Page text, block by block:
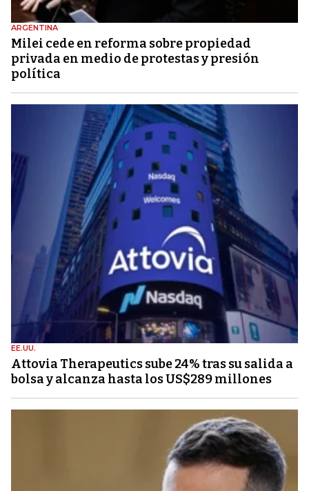
ARGENTINA
Milei cede en reforma sobre propiedad
privada en medio de protestas y presión
política
EE.UU.
Attovia Therapeutics sube 24% tras su salida a
bolsa y alcanza hasta los US$289 millones